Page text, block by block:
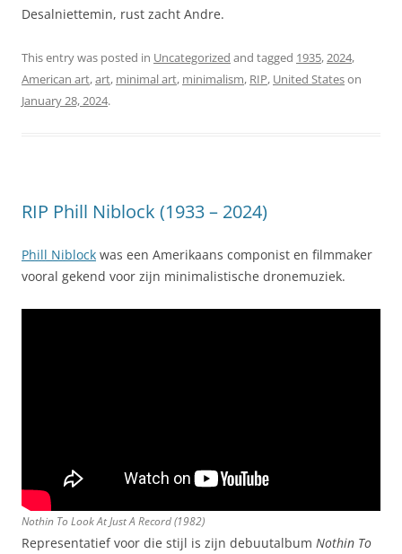
Desalniettemin, rust zacht Andre.
This entry was posted in Uncategorized and tagged 1935,2024,
American art,art, minimal art, minimalism, RIP, United Stateson
January 28, 2024.
RIP Phill Niblock (1933 – 2024)
Phill Niblock was een Amerikaans componist en filmmaker
vooral gekend voor zijn minimalistische dronemuziek.
Nothin To Look At Just A Record(1982)
Representatief voor die stijl is zijn debuutalbum Nothin To